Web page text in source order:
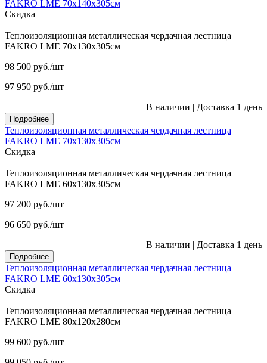
FAKRO LME 70х140х305см
Скидка
Теплоизоляционная металлическая чердачная лестница
FAKRO LME 70х130х305см
98 500 руб./шт
97 950 руб./шт
В наличии | Доставка 1 день
Подробнее
Теплоизоляционная металлическая чердачная лестница
FAKRO LME 70х130х305см
Скидка
Теплоизоляционная металлическая чердачная лестница
FAKRO LME 60х130х305см
97 200 руб./шт
96 650 руб./шт
В наличии | Доставка 1 день
Подробнее
Теплоизоляционная металлическая чердачная лестница
FAKRO LME 60х130х305см
Скидка
Теплоизоляционная металлическая чердачная лестница
FAKRO LME 80х120х280см
99 600 руб./шт